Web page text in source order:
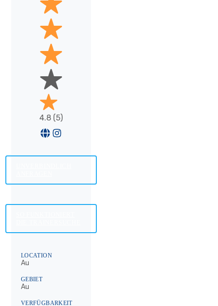
4.8 (5)
LOCATION
Au
GEBIET
Au
VERFÜGBARKEIT